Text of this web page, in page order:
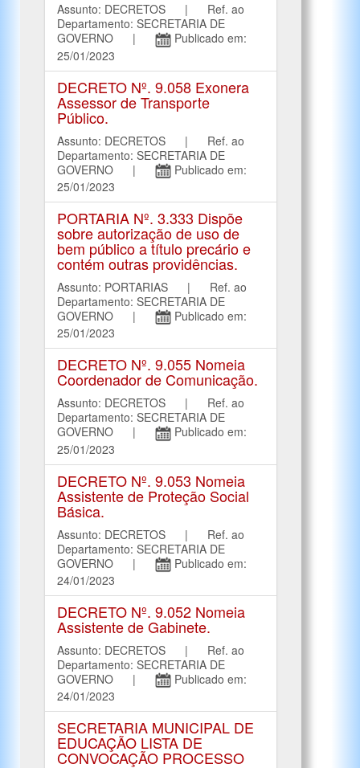
Assunto: DECRETOS | Ref. ao
Departamento: SECRETARIA DE
GOVERNO |
Publicado em:
25/01/2023
DECRETO Nº. 9.058 Exonera
Assessor de Transporte
Público.
Assunto: DECRETOS | Ref. ao
Departamento: SECRETARIA DE
GOVERNO |
Publicado em:
25/01/2023
PORTARIA Nº. 3.333 Dispõe
sobre autorização de uso de
bem público a título precário e
contém outras providências.
Assunto: PORTARIAS | Ref. ao
Departamento: SECRETARIA DE
GOVERNO |
Publicado em:
25/01/2023
DECRETO Nº. 9.055 Nomeia
Coordenador de Comunicação.
Assunto: DECRETOS | Ref. ao
Departamento: SECRETARIA DE
GOVERNO |
Publicado em:
25/01/2023
DECRETO Nº. 9.053 Nomeia
Assistente de Proteção Social
Básica.
Assunto: DECRETOS | Ref. ao
Departamento: SECRETARIA DE
GOVERNO |
Publicado em:
24/01/2023
DECRETO Nº. 9.052 Nomeia
Assistente de Gabinete.
Assunto: DECRETOS | Ref. ao
Departamento: SECRETARIA DE
GOVERNO |
Publicado em:
24/01/2023
SECRETARIA MUNICIPAL DE
EDUCAÇÃO LISTA DE
CONVOCAÇÃO PROCESSO